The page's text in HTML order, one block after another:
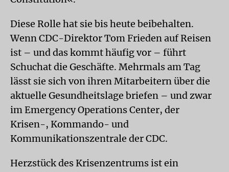
Diese Rolle hat sie bis heute beibehalten.
Wenn CDC-Direktor Tom Frieden auf Reisen
ist – und das kommt häufig vor – führt
Schuchat die Geschäfte. Mehrmals am Tag
lässt sie sich von ihren Mitarbeitern über die
aktuelle Gesundheitslage briefen – und zwar
im Emergency Operations Center, der
Krisen-, Kommando- und
Kommunikationszentrale der CDC.
Herzstück des Krisenzentrums ist ein